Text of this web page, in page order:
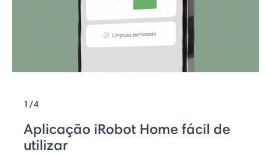
1/4
Aplicação iRobot Home fácil de
utilizar